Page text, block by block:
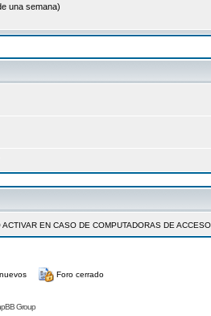
una semana)
EN CASO DE COMPUTADORAS DE
Foro cerrado
Group